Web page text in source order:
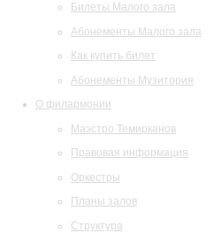
Билеты Малого зала
Абонементы Малого зала
Как купить билет
Абонементы Музитория
О филармонии
Маэстро Темирканов
Правовая информация
Оркестры
Планы залов
Структура